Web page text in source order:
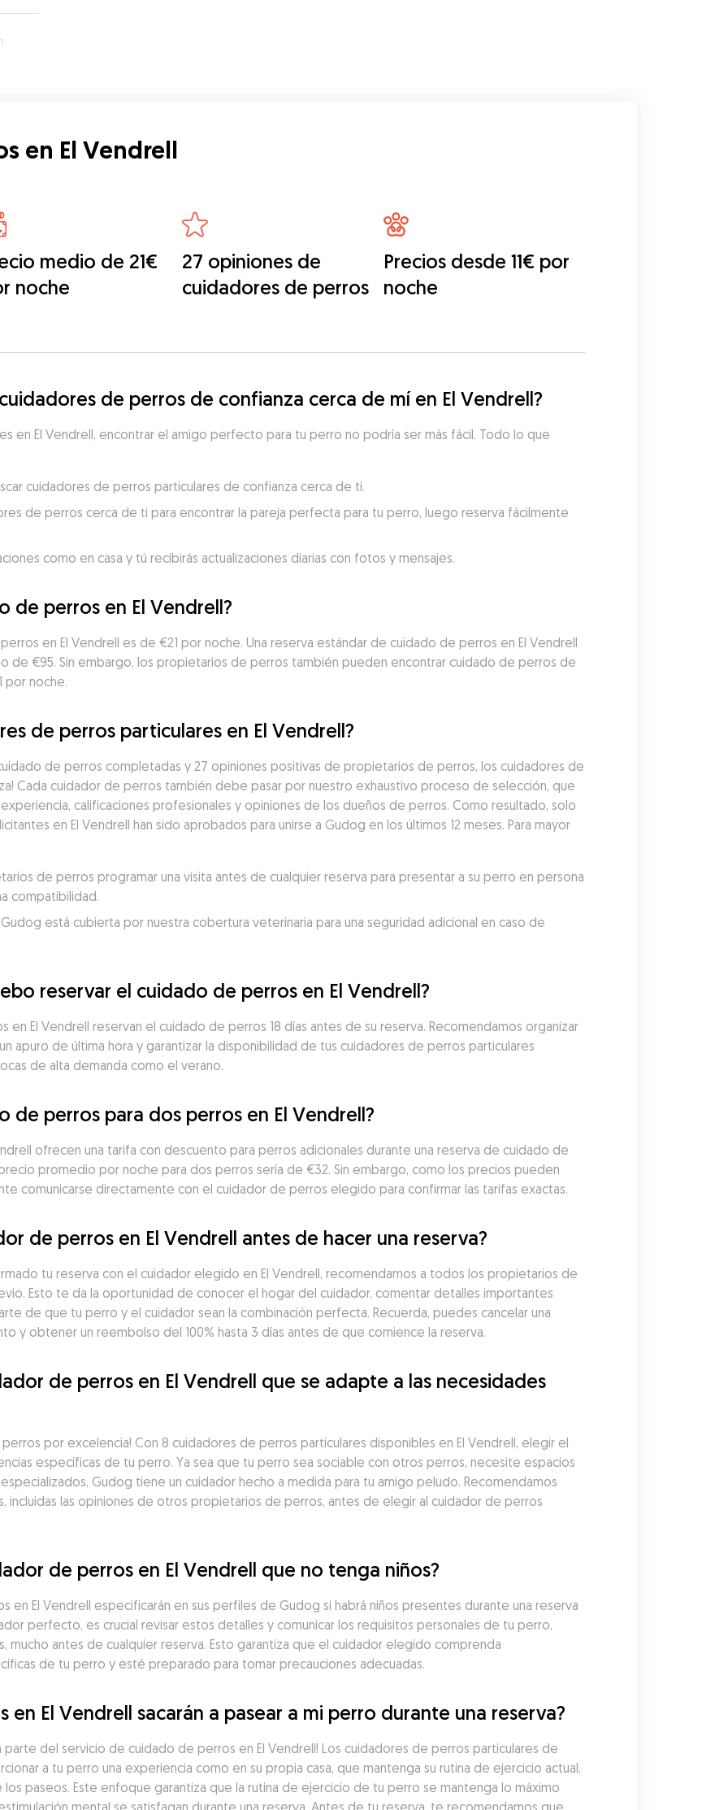
en El Vendrell
medio de 21€
noche
27 opiniones de
cuidadores de perros
Precios desde 11€ por
noche
de perros de confianza cerca de mí en El Vendrell?
en El Vendrell, encontrar el amigo perfecto para tu perro no podría ser más fácil. Todo lo que
cuidadores de perros particulares de confianza cerca de ti.
de perros cerca de ti para encontrar la pareja perfecta para tu perro, luego reserva fácilmente
como en casa y tú recibirás actualizaciones diarias con fotos y mensajes.
de perros en El Vendrell?
en El Vendrell es de €21 por noche. Una reserva estándar de cuidado de perros en El Vendrell
de €95. Sin embargo, los propietarios de perros también pueden encontrar cuidado de perros de
por noche.
de perros particulares en El Vendrell?
de perros completadas y 27 opiniones positivas de propietarios de perros, los cuidadores de
Cada cuidador de perros también debe pasar por nuestro exhaustivo proceso de selección, que
calificaciones profesionales y opiniones de los dueños de perros. Como resultado, solo
en El Vendrell han sido aprobados para unirse a Gudog en los últimos 12 meses. Para mayor
de perros programar una visita antes de cualquier reserva para presentar a su perro en persona
compatibilidad.
está cubierta por nuestra cobertura veterinaria para una seguridad adicional en caso de
reservar el cuidado de perros en El Vendrell?
El Vendrell reservan el cuidado de perros 18 días antes de su reserva. Recomendamos organizar
apuro de última hora y garantizar la disponibilidad de tus cuidadores de perros particulares
de alta demanda como el verano.
de perros para dos perros en El Vendrell?
ofrecen una tarifa con descuento para perros adicionales durante una reserva de cuidado de
promedio por noche para dos perros sería de €32. Sin embargo, como los precios pueden
comunicarse directamente con el cuidador de perros elegido para confirmar las tarifas exactas.
de perros en El Vendrell antes de hacer una reserva?
tu reserva con el cuidador elegido en El Vendrell, recomendamos a todos los propietarios de
Esto te da la oportunidad de conocer el hogar del cuidador, comentar detalles importantes
de que tu perro y el cuidador sean la combinación perfecta. Recuerda, puedes cancelar una
y obtener un reembolso del 100% hasta 3 días antes de que comience la reserva.
de perros en El Vendrell que se adapte a las necesidades
por excelencia! Con 8 cuidadores de perros particulares disponibles en El Vendrell, elegir el
específicas de tu perro. Ya sea que tu perro sea sociable con otros perros, necesite espacios
Gudog tiene un cuidador hecho a medida para tu amigo peludo. Recomendamos
incluidas las opiniones de otros propietarios de perros, antes de elegir al cuidador de perros
de perros en El Vendrell que no tenga niños?
en El Vendrell especificarán en sus perfiles de Gudog si habrá niños presentes durante una reserva
perfecto, es crucial revisar estos detalles y comunicar los requisitos personales de tu perro,
mucho antes de cualquier reserva. Esto garantiza que el cuidador elegido comprenda
de tu perro y esté preparado para tomar precauciones adecuadas.
en El Vendrell sacarán a pasear a mi perro durante una reserva?
parte del servicio de cuidado de perros en El Vendrell! Los cuidadores de perros particulares de
a tu perro una experiencia como en su propia casa, que mantenga su rutina de ejercicio actual,
los paseos. Este enfoque garantiza que la rutina de ejercicio de tu perro se mantenga lo máximo
mental se satisfagan durante una reserva. Antes de tu reserva, te recomendamos que